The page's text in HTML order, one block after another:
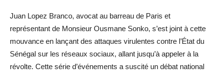
Juan Lopez Branco, avocat au barreau de Paris et
représentant de Monsieur Ousmane Sonko, s’est joint à cette
mouvance en lançant des attaques virulentes contre l’État du
Sénégal sur les réseaux sociaux, allant jusqu’à appeler à la
révolte. Cette série d’événements a suscité un débat national